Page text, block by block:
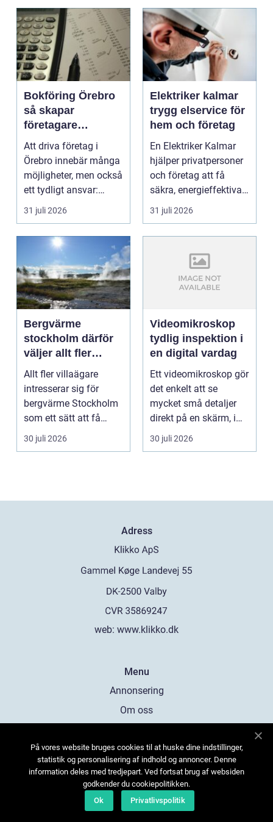
Bokföring Örebro
så skapar
företagare
tryggare ekonomi
Att driva företag i
Örebro innebär många
möjligheter, men också
ett tydligt ansvar:
ekonomin måste v...
31 juli 2026
Elektriker kalmar
trygg elservice för
hem och företag
En Elektriker Kalmar
hjälper privatpersoner
och företag att få
säkra, energieffektiva
och framtidssä...
31 juli 2026
Bergvärme
stockholm därför
väljer allt fler
denna
uppvärmning
Allt fler villaägare
intresserar sig för
bergvärme Stockholm
som ett sätt att få
lägre uppvärmningsk...
30 juli 2026
Videomikroskop
tydlig inspektion i
en digital vardag
Ett videomikroskop gör
det enkelt att se
mycket små detaljer
direkt på en skärm, i
stället för genom...
30 juli 2026
Adress
web: www.klikko.dk
Menu
Annonsering
Om oss
Kontakta oss
Sitemap
På vores website bruges cookies til at huske dine indstillinger,
statistik og personalisering af indhold og annoncer. Denne
information deles med tredjepart. Ved fortsat brug af websiden
godkender du cookiepolitikken.
Ok
Privatlivspolitik